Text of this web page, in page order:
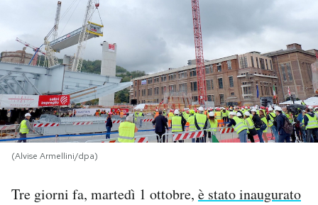
PODCAST
NEWSLETTER
I MIEI PREFERITI
(Alvise Armellini/dpa)
Tre giorni fa, martedì 1 ottobre, è stato inaugurato